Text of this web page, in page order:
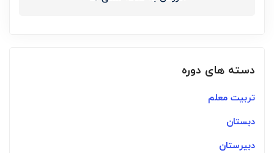
دسته های دوره
تربیت معلم
دبستان
دبیرستان